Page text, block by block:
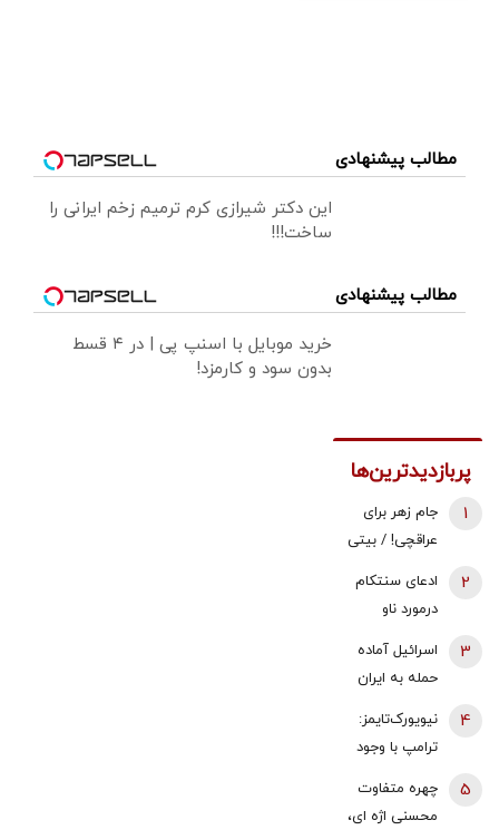
مطالب پیشنهادی
این دکتر شیرازی کرم ترمیم زخم ایرانی را
ساخت!!!
مطالب پیشنهادی
خرید موبایل با اسنپ پی | در ۴ قسط
بدون سود و کارمزد!
پربازدیدترین‌ها
جام زهر برای
عراقچی! / بیتی
نشست خبری
خواند
1
ادعای سنتکام
درمورد ناو
آبراهام لینکلن
2
اسرائیل آماده
حمله به ایران
3
نیویورک‌تایمز:
ترامپ با وجود
آمریکا جنگ با
4
چهره متفاوت
محسنی اژه ای،
5